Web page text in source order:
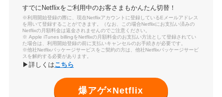
すでにNetflixをご利用中のお客さまもかんたん切替！
※利用開始登録の際に、現在Netflixアカウントに登録しているEメールアドレス
を用いて登録することができます。（なお、この場合Netflixにお支払い済みの
Netflixの月額料金は返金されませんのでご注意ください。
※ Apple iTunes billingをNetflixの月額料金のお支払い方法として登録されてい
た場合は、利用開始登録の前に支払いキャンセルのお手続きが必要です。
※他社Netflixパッケージサービスをご契約の方は、他社Netflixパッケージサービ
スを解約する必要があります。
▶詳しくはこちら
爆アゲ×Netflix